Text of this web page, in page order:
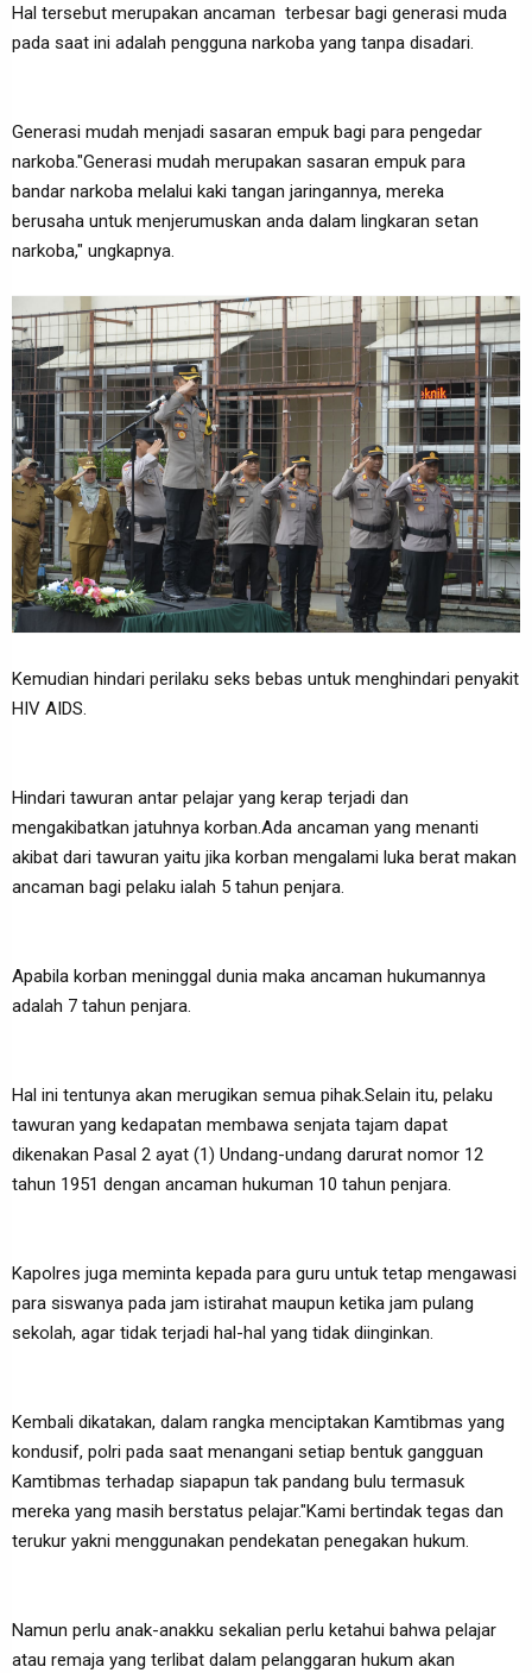
Hal tersebut merupakan ancaman terbesar bagi generasi muda
pada saat ini adalah pengguna narkoba yang tanpa disadari.
Generasi mudah menjadi sasaran empuk bagi para pengedar
narkoba."Generasi mudah merupakan sasaran empuk para
bandar narkoba melalui kaki tangan jaringannya, mereka
berusaha untuk menjerumuskan anda dalam lingkaran setan
narkoba," ungkapnya.
Kemudian hindari perilaku seks bebas untuk menghindari penyakit
HIV AIDS.
Hindari tawuran antar pelajar yang kerap terjadi dan
mengakibatkan jatuhnya korban.Ada ancaman yang menanti
akibat dari tawuran yaitu jika korban mengalami luka berat makan
ancaman bagi pelaku ialah 5 tahun penjara.
Apabila korban meninggal dunia maka ancaman hukumannya
adalah 7 tahun penjara.
Hal ini tentunya akan merugikan semua pihak.Selain itu, pelaku
tawuran yang kedapatan membawa senjata tajam dapat
dikenakan Pasal 2 ayat (1) Undang-undang darurat nomor 12
tahun 1951 dengan ancaman hukuman 10 tahun penjara.
Kapolres juga meminta kepada para guru untuk tetap mengawasi
para siswanya pada jam istirahat maupun ketika jam pulang
sekolah, agar tidak terjadi hal-hal yang tidak diinginkan.
Kembali dikatakan, dalam rangka menciptakan Kamtibmas yang
kondusif, polri pada saat menangani setiap bentuk gangguan
Kamtibmas terhadap siapapun tak pandang bulu termasuk
mereka yang masih berstatus pelajar."Kami bertindak tegas dan
terukur yakni menggunakan pendekatan penegakan hukum.
Namun perlu anak-anakku sekalian perlu ketahui bahwa pelajar
atau remaja yang terlibat dalam pelanggaran hukum akan